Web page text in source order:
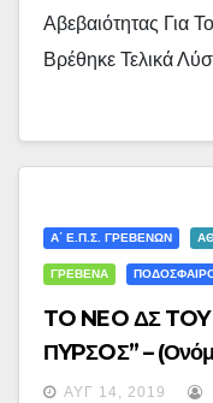
Αβεβαιότητας Για
Βρέθηκε Τελικά
Α΄ Ε.Π.Σ. ΓΡΕΒΕΝΏΝ
ΓΡΕΒΕΝΑ
TO NEO ΔΣ
ΠYPΣOΣ” –
ΑΥΓ 14, 2019